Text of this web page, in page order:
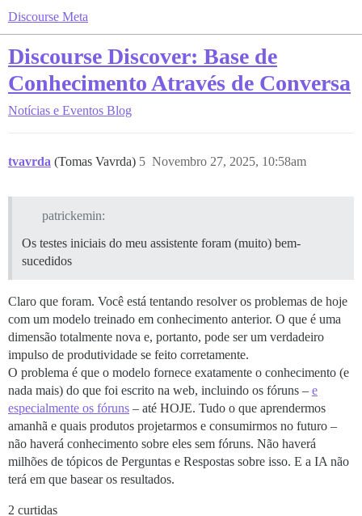
Discourse Meta
Discourse Discover: Base de
Conhecimento Através de Conversa
Notícias e Eventos Blog
tvavrda (Tomas Vavrda) Novembro 27, 2025, 10:58am
5
patrickemin:
Os testes iniciais do meu assistente foram (muito) bem-
sucedidos
Claro que foram. Você está tentando resolver os problemas de hoje
com um modelo treinado em conhecimento anterior. O que é uma
dimensão totalmente nova e, portanto, pode ser um verdadeiro
impulso de produtividade se feito corretamente.
O problema é que o modelo fornece exatamente o conhecimento (e
nada mais) do que foi escrito na web, incluindo os fóruns – e
especialmente os fóruns – até HOJE. Tudo o que aprendermos
amanhã e quais produtos projetarmos e consumirmos no futuro –
não haverá conhecimento sobre eles sem fóruns. Não haverá
milhões de tópicos de Perguntas e Respostas sobre isso. E a IA não
terá em que basear os resultados.
2 curtidas